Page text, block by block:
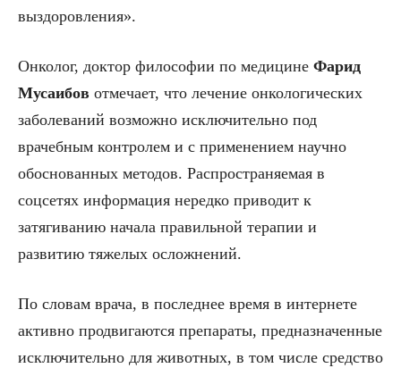
выздоровления».
Онколог, доктор философии по медицине Фарид
Мусаибов отмечает, что лечение онкологических
заболеваний возможно исключительно под
врачебным контролем и с применением научно
обоснованных методов. Распространяемая в
соцсетях информация нередко приводит к
затягиванию начала правильной терапии и
развитию тяжелых осложнений.
По словам врача, в последнее время в интернете
активно продвигаются препараты, предназначенные
исключительно для животных, в том числе средство